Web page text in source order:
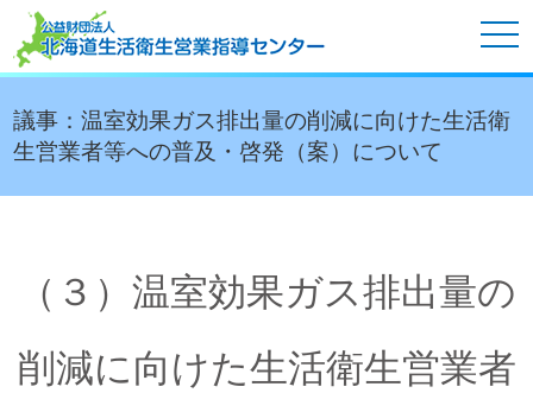
議事：温室効果ガス排出量の削減に向けた生活衛
生営業者等への普及・啓発（案）について
（３）温室効果ガス排出量の
削減に向けた生活衛生営業者